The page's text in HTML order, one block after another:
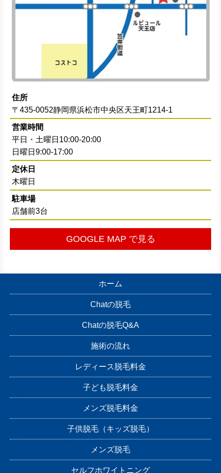
住所
〒435-0052静岡県浜松市中央区天王町1214-1
営業時間
平日・土曜日10:00-20:00
日曜日9:00-17:00
定休日
木曜日
駐車場
店舗前3台
GOOGLE MAP で見る
ホーム
Chatの脱毛
Chatの脱毛Q&A
施術の流れ
レディース脱毛料金
子ども脱毛料金
メンズ脱毛料金
子供脱毛（キッズ脱毛）
メンズ脱毛
セルフホワイトニング